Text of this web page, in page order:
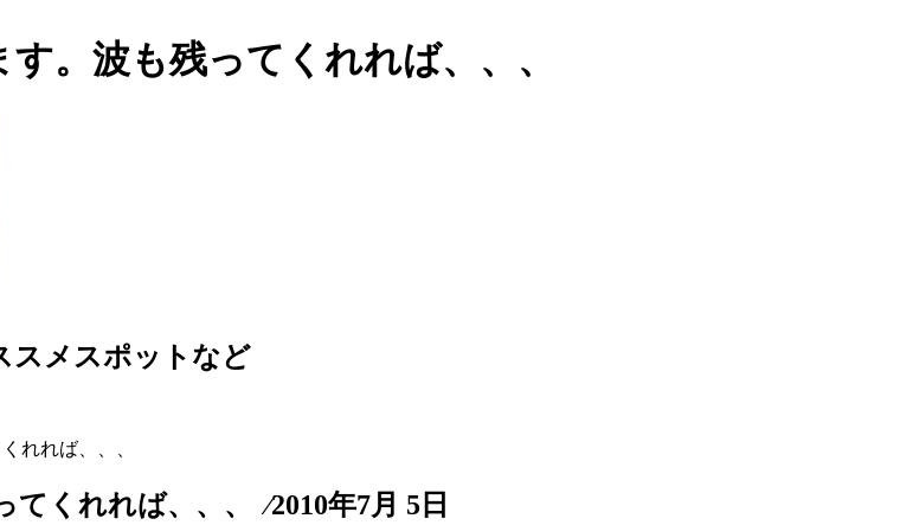
。波も残ってくれれば、、、
スメスポットなど
れれば、、、
くれれば、、、 ⁄2010年7月 5日